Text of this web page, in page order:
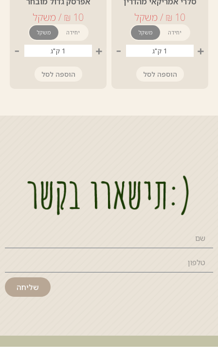
משקל יחידה
+
-
הוספה לסל
משקל יחידה
+
-
הוספה לסל
שליחה